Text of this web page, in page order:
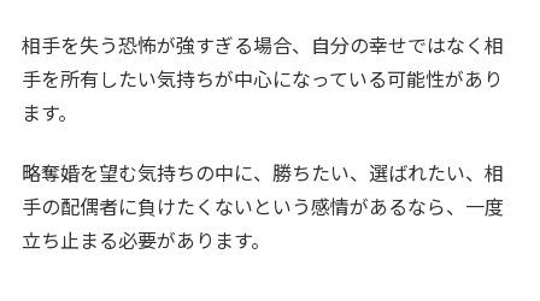
相手を失う恐怖が強すぎる場合、自分の幸せではなく相
手を所有したい気持ちが中心になっている可能性があり
ます。
略奪婚を望む気持ちの中に、勝ちたい、選ばれたい、相
手の配偶者に負けたくないという感情があるなら、一度
立ち止まる必要があります。